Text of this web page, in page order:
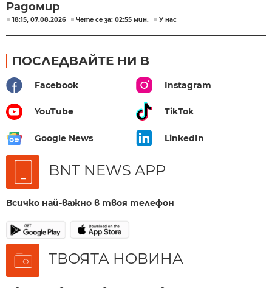
Радомир
18:15, 07.08.2026 Чете се за: 02:55 мин. У нас
ПОСЛЕДВАЙТЕ НИ В
Facebook Instagram
YouTube TikTok
Google News LinkedIn
BNT NEWS APP
Всичко най-важно в твоя телефон
ТВОЯТА НОВИНА